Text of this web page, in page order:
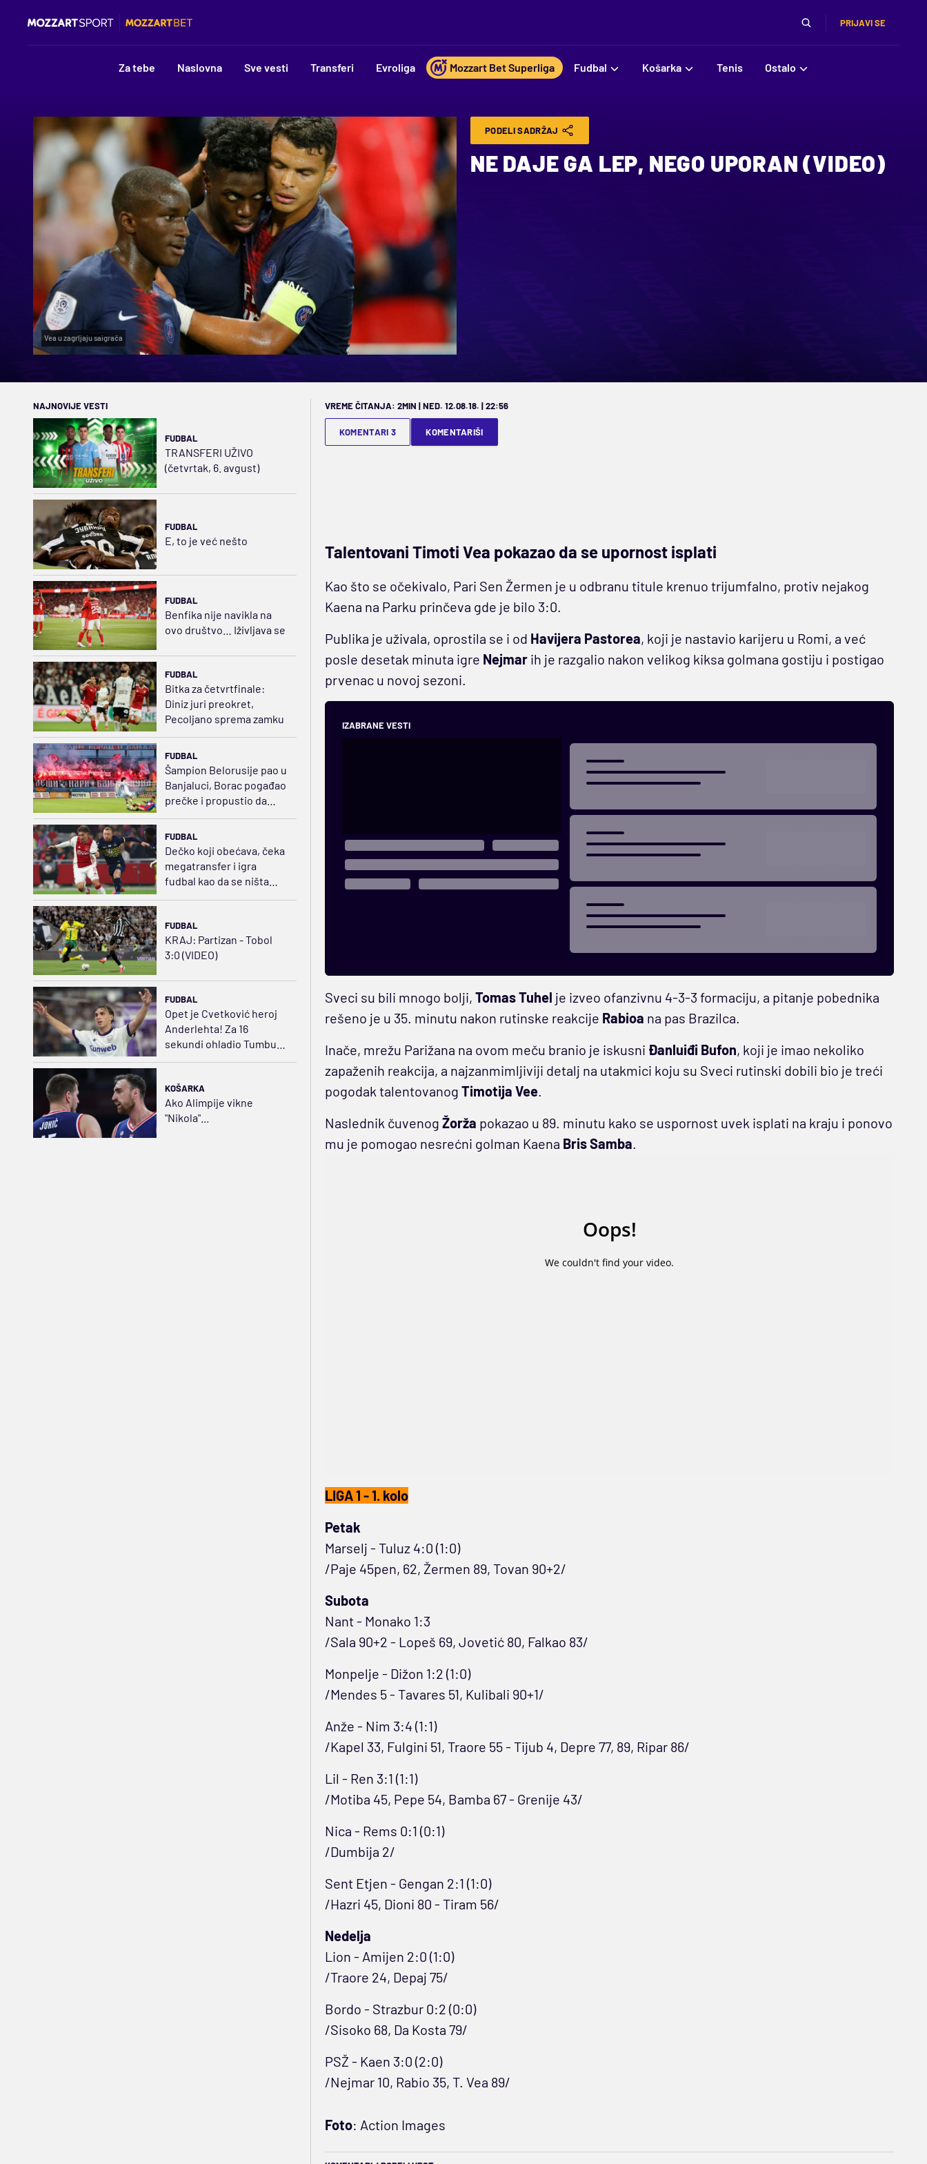
PRIJAVI SE
Za tebe Naslovna Sve vesti Transferi Evroliga Mozzart Bet Superliga Fudbal Košarka Tenis Ostalo
Vea u zagrljaju saigrača
PODELI SADRŽAJ
NE DAJE GA LEP, NEGO UPORAN (VIDEO)
NAJNOVIJE VESTI
FUDBAL
TRANSFERI UŽIVO
(četvrtak, 6. avgust)
FUDBAL
E, to je već nešto
FUDBAL
Benfika nije navikla na
ovo društvo… Iživljava se
FUDBAL
Bitka za četvrtfinale:
Diniz juri preokret,
Pecoljano sprema zamku
FUDBAL
Šampion Belorusije pao u
Banjaluci, Borac pogađao
prečke i propustio da
FUDBAL
Dečko koji obećava, čeka
megatransfer i igra
fudbal kao da se ništa
FUDBAL
KRAJ: Partizan - Tobol
3:0 (VIDEO)
FUDBAL
Opet je Cvetković heroj
Anderlehta! Za 16
sekundi ohladio Tumbu
KOŠARKA
Ako Alimpije vikne
"Nikola"...
VREME ČITANJA: 2MIN | NED. 12.08.18. | 22:56
KOMENTARI 3 KOMENTARIŠI
Talentovani Timoti Vea pokazao da se upornost isplati
Kao što se očekivalo, Pari Sen Žermen je u odbranu titule krenuo trijumfalno, protiv nejakog
Kaena na Parku prinčeva gde je bilo 3:0.
Publika je uživala, oprostila se i od Havijera Pastorea, koji je nastavio karijeru u Romi, a već
posle desetak minuta igre Nejmarih je razgalio nakon velikog kiksa golmana gostiju i postigao
prvenac u novoj sezoni.
IZABRANE VESTI
Sveci su bili mnogo bolji, Tomas Tuhel je izveo ofanzivnu 4-3-3 formaciju, a pitanje pobednika
rešeno je u 35. minutu nakon rutinske reakcije Rabioa na pas Brazilca.
Inače, mrežu Parižana na ovom meču branio je iskusni Đanluiđi Bufon, koji je imao nekoliko
zapaženih reakcija, a najzanmimljiviji detalj na utakmici koju su Sveci rutinski dobili bio je treći
pogodak talentovanog Timotija Vee.
Naslednik čuvenog Žorža pokazao u 89. minutu kako se uspornost uvek isplati na kraju i ponovo
mu je pomogao nesrećni golman Kaena Bris Samba.
LIGA 1 - 1. kolo
Petak
Marselj - Tuluz 4:0 (1:0)
/Paje 45pen, 62, Žermen 89, Tovan 90+2/
Subota
Nant - Monako 1:3
/Sala 90+2 - Lopeš 69, Jovetić 80, Falkao 83/
Monpelje - Dižon 1:2 (1:0)
/Mendes 5 - Tavares 51, Kulibali 90+1/
Anže - Nim 3:4 (1:1)
/Kapel 33, Fulgini 51, Traore 55 - Tijub 4, Depre 77, 89, Ripar 86/
Lil - Ren 3:1 (1:1)
/Motiba 45, Pepe 54, Bamba 67 - Grenije 43/
Nica - Rems 0:1 (0:1)
/Dumbija 2/
Sent Etjen - Gengan 2:1 (1:0)
/Hazri 45, Dioni 80 - Tiram 56/
Nedelja
Lion - Amijen 2:0 (1:0)
/Traore 24, Depaj 75/
Bordo - Strazbur 0:2 (0:0)
/Sisoko 68, Da Kosta 79/
PSŽ - Kaen 3:0 (2:0)
/Nejmar 10, Rabio 35, T. Vea 89/
Foto: Action Images